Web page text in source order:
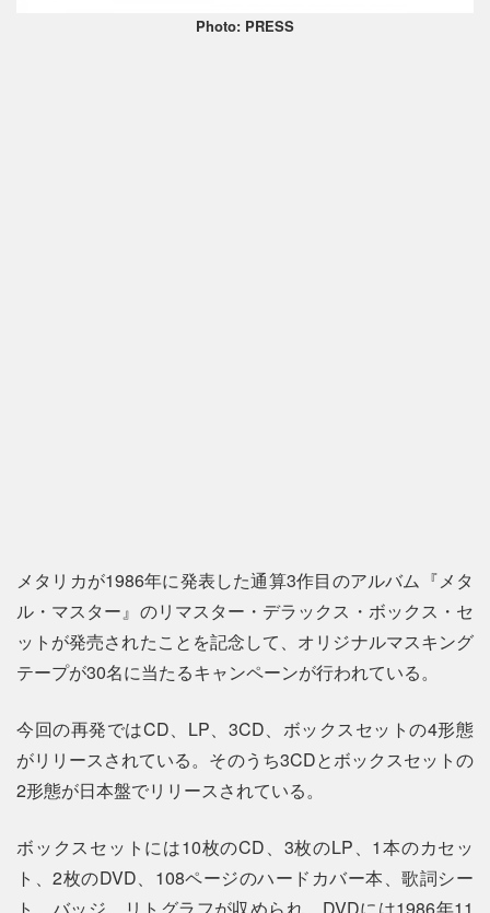
Photo: PRESS
メタリカが1986年に発表した通算3作目のアルバム『メタ
ル・マスター』のリマスター・デラックス・ボックス・セ
ットが発売されたことを記念して、オリジナルマスキング
テープが30名に当たるキャンペーンが行われている。
今回の再発ではCD、LP、3CD、ボックスセットの4形態
がリリースされている。そのうち3CDとボックスセットの
2形態が日本盤でリリースされている。
ボックスセットには10枚のCD、3枚のLP、1本のカセッ
ト、2枚のDVD、108ページのハードカバー本、歌詞シー